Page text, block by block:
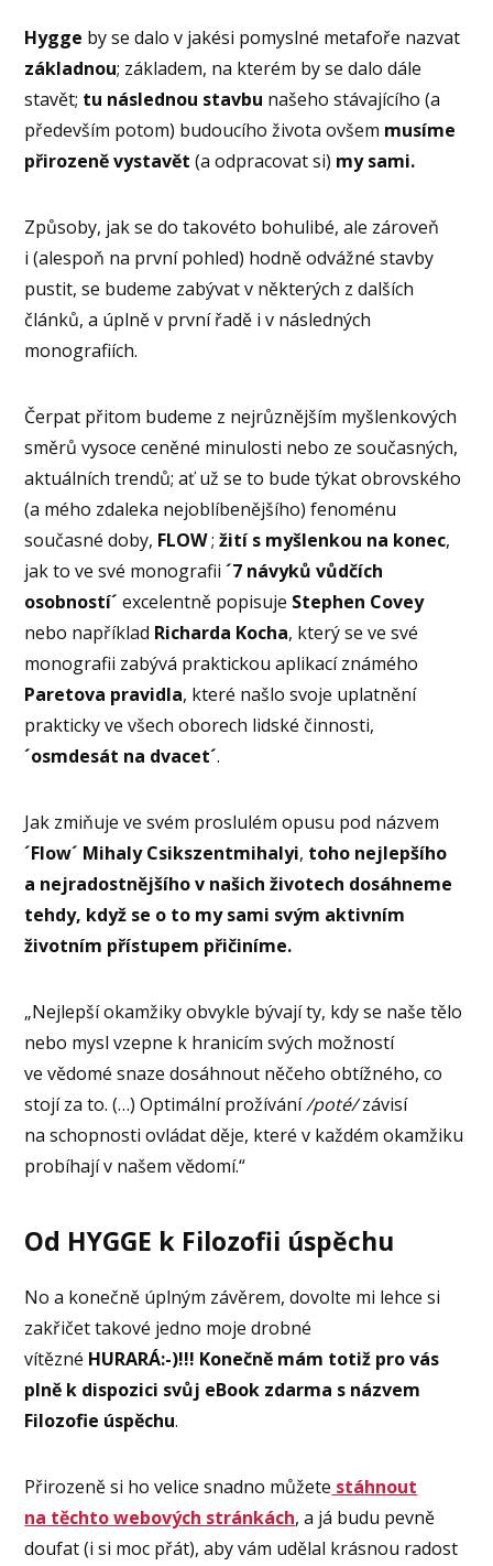
Hygge by se dalo v jakési pomyslné metafoře nazvat
základnou; základem, na kterém by se dalo dále
stavět; tu následnou stavbu našeho stávajícího (a
především potom) budoucího života ovšem musíme
přirozeně vystavět (a odpracovat si) my sami.
Způsoby, jak se do takovéto bohulibé, ale zároveň
i (alespoň na první pohled) hodně odvážné stavby
pustit, se budeme zabývat v některých z dalších
článků, a úplně v první řadě i v následných
monografiích.
Čerpat přitom budeme z nejrůznějším myšlenkových
směrů vysoce ceněné minulosti nebo ze současných,
aktuálních trendů; ať už se to bude týkat obrovského
(a mého zdaleka nejoblíbenějšího) fenoménu
současné doby, FLOW;žití s myšlenkou na konec,
jak to ve své monografii´7 návyků vůdčích
osobností´ excelentně popisuje Stephen Covey
nebo například Richarda Kocha, který se ve své
monografii zabývá praktickou aplikací známého
Paretova pravidla, které našlo svoje uplatnění
prakticky ve všech oborech lidské činnosti,
´osmdesát na dvacet´.
Jak zmiňuje ve svém proslulém opusu pod názvem
´Flow´ Mihaly Csikszentmihalyi, toho nejlepšího
a nejradostnějšího v našich životech dosáhneme
tehdy, když se o to my sami svým aktivním
životním přístupem přičiníme.
„Nejlepší okamžiky obvykle bývají ty, kdy se naše tělo
nebo mysl vzepne k hranicím svých možností
ve vědomé snaze dosáhnout něčeho obtížného, co
stojí za to. (…) Optimální prožívání/poté/závisí
na schopnosti ovládat děje, které v každém okamžiku
probíhají v našem vědomí.“
Od HYGGE k Filozofii úspěchu
No a konečně úplným závěrem, dovolte mi lehce si
zakřičet takové jedno moje drobné
vítězné HURARÁ:-)!!! Konečně mám totiž pro vás
plně k dispozici svůj eBook zdarma s názvem
Filozofie úspěchu.
Přirozeně si ho velice snadno můžete stáhnout
na těchto webových stránkách, a já budu pevně
doufat (i si moc přát), aby vám udělal krásnou radost